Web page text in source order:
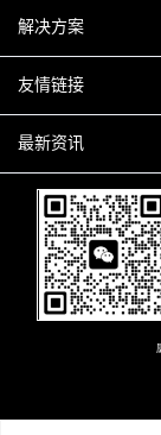
关于爬虫
H5互动营销
微信小程序
移动APP
解决方案
商城解决方案
商城会员积分商城
网站解决方案
智慧校园解决方案
智慧停车解决方案
友情链接
厦门小程序开发
厦门APP开发
厦门微商城开发
博客园
最新资讯
行业资讯
爬虫动态